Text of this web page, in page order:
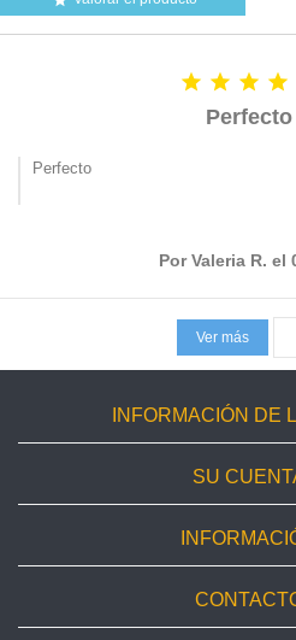
   
Perfecto
Perfecto
Por Valeria R. el
Ver más
INFORMACIÓN DE
SU